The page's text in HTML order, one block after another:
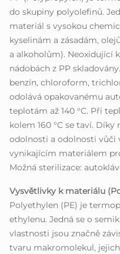
do skupiny polyolefinů.
materiál s vysokou
kyselinám a zásadám,
a alkoholům). Neoxidující
nádobách z PP
benzín, chloroform,
odolává opakovanému
teplotám až 140 °C. Při
kolem 160 °C se taví.
odolnosti a odolnosti vůči
vynikajícím materiálem
Možná sterilizace:
Vysvětlivky k materiálu
Polyethylen (PE) je
ethylenu. Jedná se o
vlastnosti jsou značně
tvaru makromolekul,